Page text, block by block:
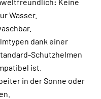
Wasser.
dank einer
Schutzhelmen
ist.
in der Sonne oder